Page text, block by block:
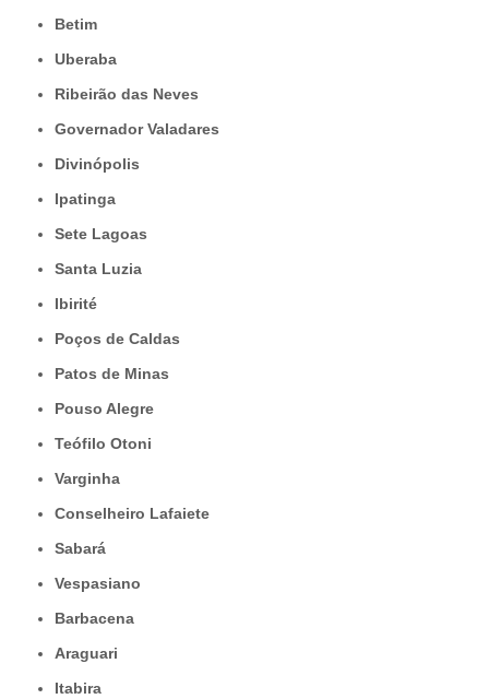
Betim
Uberaba
Ribeirão das Neves
Governador Valadares
Divinópolis
Ipatinga
Sete Lagoas
Santa Luzia
Ibirité
Poços de Caldas
Patos de Minas
Pouso Alegre
Teófilo Otoni
Varginha
Conselheiro Lafaiete
Sabará
Vespasiano
Barbacena
Araguari
Itabira